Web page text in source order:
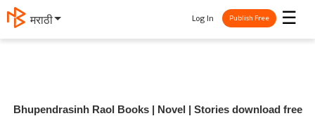
मराठी ☰
Log In Publish Free
Bhupendrasinh Raol Books | Novel | Stories download free